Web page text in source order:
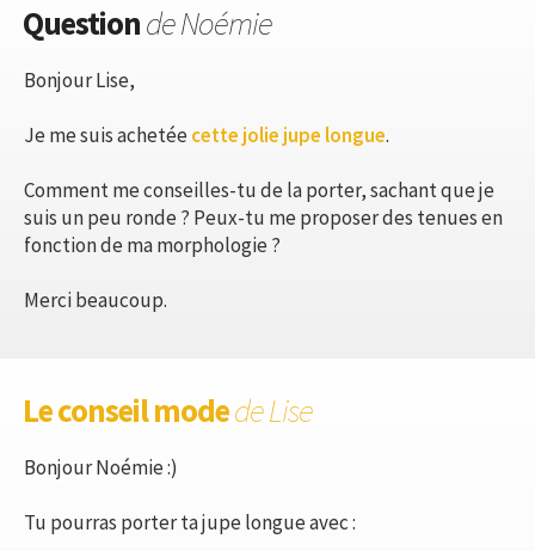
Questionde Noémie
Bonjour Lise,
Je me suis achetéecette jolie jupe longue.
Comment me conseilles-tu de la porter, sachant que je
suis un peu ronde ? Peux-tu me proposer des tenues en
fonction de ma morphologie ?
Merci beaucoup.
Le conseil modede Lise
Bonjour Noémie :)
Tu pourras porter ta jupe longue avec :